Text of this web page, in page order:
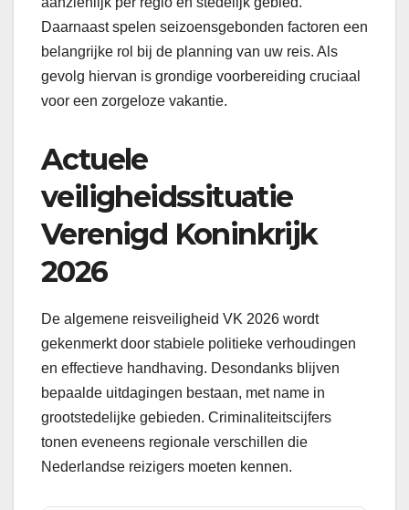
Daarnaast spelen seizoensgebonden factoren een
belangrijke rol bij de planning van uw reis. Als
gevolg hiervan is grondige voorbereiding cruciaal
voor een zorgeloze vakantie.
Actuele
veiligheidssituatie
Verenigd Koninkrijk
2026
De algemene reisveiligheid VK 2026 wordt
gekenmerkt door stabiele politieke verhoudingen
en effectieve handhaving. Desondanks blijven
bepaalde uitdagingen bestaan, met name in
grootstedelijke gebieden. Criminaliteitscijfers
tonen eveneens regionale verschillen die
Nederlandse reizigers moeten kennen.